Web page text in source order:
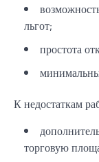
льгот;
простота
К недостаткам
торговую